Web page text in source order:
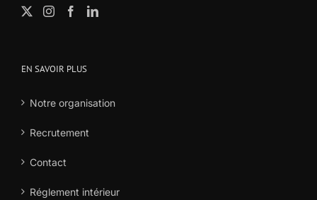
EN SAVOIR PLUS
Notre organisation
Recrutement
Contact
Réglement intérieur